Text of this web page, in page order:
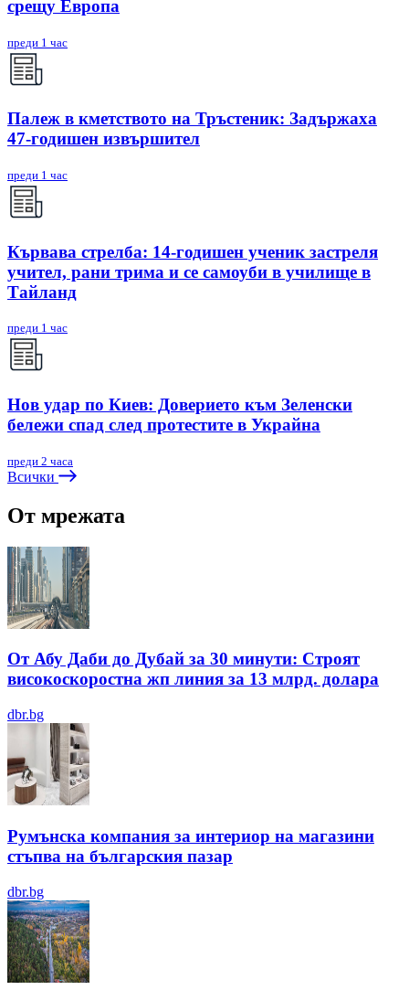
срещу Европа
преди 1 час
Палеж в кметството на Тръстеник: Задържаха
47-годишен извършител
преди 1 час
Кървава стрелба: 14-годишен ученик застреля
учител, рани трима и се самоуби в училище в
Тайланд
преди 1 час
Нов удар по Киев: Доверието към Зеленски
бележи спад след протестите в Украйна
преди 2 часа
Всички
От мрежата
От Абу Даби до Дубай за 30 минути: Строят
високоскоростна жп линия за 13 млрд. долара
dbr.bg
Румънска компания за интериор на магазини
стъпва на българския пазар
dbr.bg